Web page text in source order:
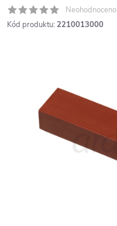
Neohodnoceno
Kód produktu: 2210013000